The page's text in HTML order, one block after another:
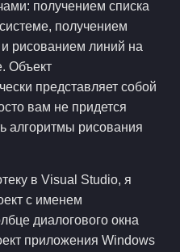
получением списка
получением
рисованием линий на
Объект
представляет собой
вам не придется
алгоритмы рисования
в Visual Studio, я
с именем
диалогового окна
приложения Windows